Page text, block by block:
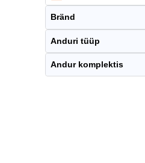
Bränd
Anduri tüüp
Andur komplektis